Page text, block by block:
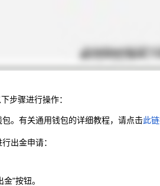
步骤进行操作：
。有关通用钱包的详细教程，请点击此
出金申请：
"按钮。